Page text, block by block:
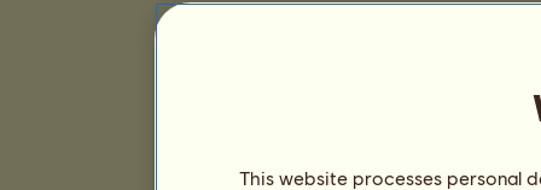
This website processes personal